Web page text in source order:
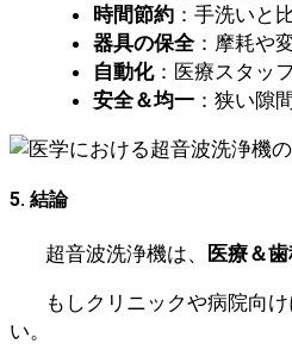
時間節約 ：手洗いと
器具の保全：摩耗や
自動化：医療スタッ
安全＆均一 ：狭い隙
5. 結論
超音波洗浄機は、 医療＆
もしクリニックや病院向け
い。